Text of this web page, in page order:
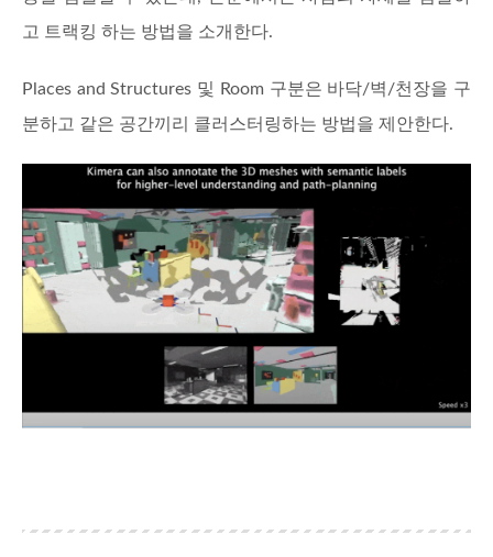
고 트랙킹 하는 방법을 소개한다.
Places and Structures 및 Room 구분은 바닥/벽/천장을 구
분하고 같은 공간끼리 클러스터링하는 방법을 제안한다.